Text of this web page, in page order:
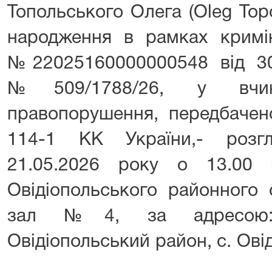
Топольського Олега (Oleg
народження в рамках
№22025160000000548 від
№509/1788/26, у
правопорушення,
114-1 КК України,-
21.05.2026 року о 13.00
Овідіопольського районного
зал №4, за адресою:
Овідіопольський район, с.